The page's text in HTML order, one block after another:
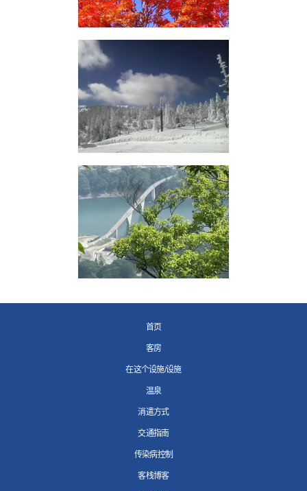
首页
客房
在这个设施/设施
温泉
消遣方式
交通指南
传染病控制
客栈博客